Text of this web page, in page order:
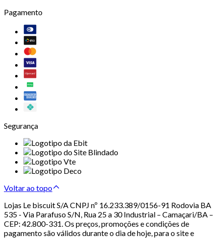
Pagamento
Segurança
Voltar ao topo
Lojas Le biscuit S/A CNPJ nº 16.233.389/0156-91 Rodovia BA
535 - Via Parafuso S/N, Rua 25 a 30 Industrial – Camaçari/BA –
CEP: 42.800-331. Os preços, promoções e condições de
pagamento são válidos durante o dia de hoje, para o site e